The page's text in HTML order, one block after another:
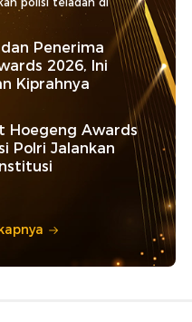
Penerima
2026, Ini
Kiprahnya
Hoegeng Awards
Polri Jalankan